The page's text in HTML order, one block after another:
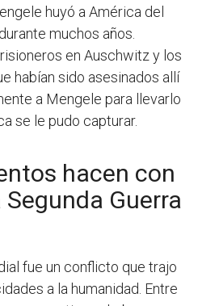
huyó a América del
muchos años.
en Auschwitz y los
habían sido asesinados allí
a Mengele para llevarlo
se le pudo capturar.
hacen con
Guerra
fue un conflicto que trajo
a la humanidad. Entre